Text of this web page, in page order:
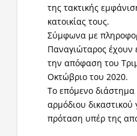
της τακτικής
κατοικίας τους.
Σύμφωνα με
Παναγιώταρος έχουν
την απόφαση του
Οκτώβριο του 2020.
Το επόμενο διάστημα
αρμόδιου δικαστικού
πρόταση υπέρ της